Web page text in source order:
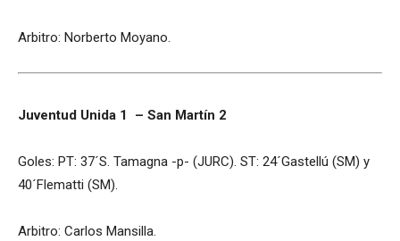
Arbitro: Norberto Moyano.
Juventud Unida 1 – San Martín 2
Goles: PT: 37´S. Tamagna -p- (JURC). ST: 24´Gastellú (SM) y
40´Flematti (SM).
Arbitro: Carlos Mansilla.